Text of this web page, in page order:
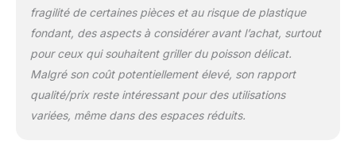
fragilité de certaines pièces et au risque de plastique
fondant, des aspects à considérer avant l’achat, surtout
pour ceux qui souhaitent griller du poisson délicat.
Malgré son coût potentiellement élevé, son rapport
qualité/prix reste intéressant pour des utilisations
variées, même dans des espaces réduits.